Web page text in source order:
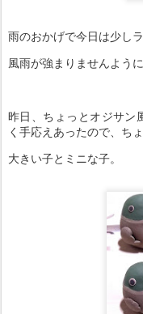
雨のおかげで今日は少しラ
風雨が強まりませんように
昨日、ちょっとオジサン
く手応えあったので、ちょ
大きい子とミニな子。